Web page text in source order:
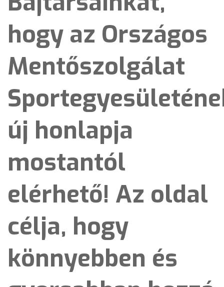
hogy az Országos
Mentőszolgálat
új honlapja
mostantól
elérhető! Az oldal
célja, hogy
könnyebben és